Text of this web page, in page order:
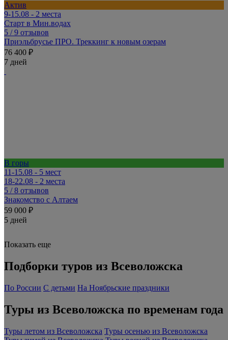
Актив
9-15.08 - 2 места
Старт в Мин.водах
5 / 9 отзывов
Приэльбрусье ПРО. Треккинг к новым озерам
76 400 ₽
7 дней
В горы
11-15.08 - 5 мест
18-22.08 - 2 места
5 / 8 отзывов
Знакомство с Алтаем
59 000 ₽
5 дней
Показать еще
Подборки туров из Всеволожска
По России С детьми На Ноябрьские праздники
Туры из Всеволожска по временам года
Туры летом из Всеволожска Туры осенью из Всеволожска